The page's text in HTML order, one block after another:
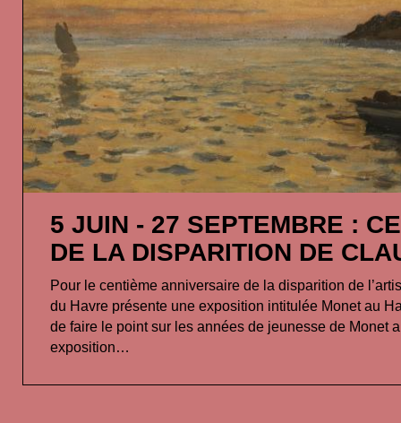
5 JUIN - 27 SEPTEMBRE :
DE LA DISPARITION DE
Pour le centième anniversaire de la disparition de
du Havre présente une exposition intitulée Monet au
de faire le point sur les années de jeunesse de Monet
exposition…